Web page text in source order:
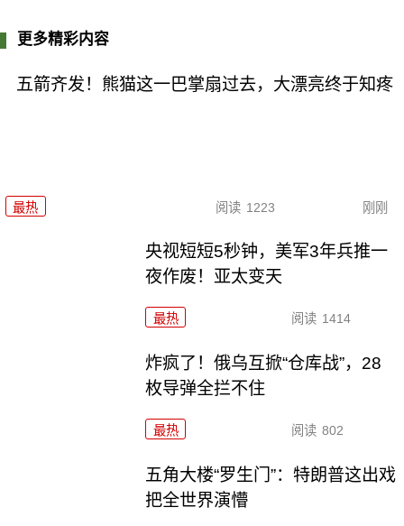
更多精彩内容
五箭齐发！熊猫这一巴掌扇过去，大漂亮终于知疼
最热 阅读 1223 刚刚
央视短短5秒钟，美军3年兵推一
夜作废！亚太变天
最热 阅读 1414
炸疯了！俄乌互掀“仓库战”，28
枚导弹全拦不住
最热 阅读 802
五角大楼“罗生门”：特朗普这出戏
把全世界演懵